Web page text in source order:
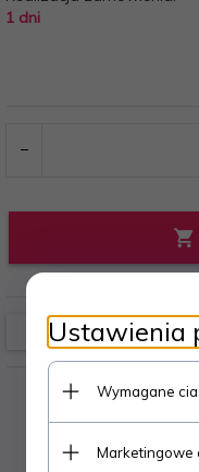
1 dni
Ustawienia
Wymagane
Marketingowe